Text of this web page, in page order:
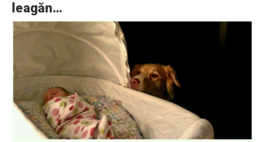
leagăn…